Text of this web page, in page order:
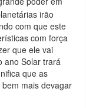
irão
com que este
com força
que ele vai
ano Solar trará
que as
mais devagar